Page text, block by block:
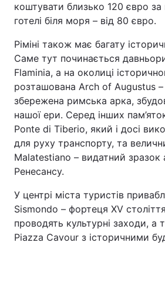
коштувати близько 120 євро за
готелі біля моря – від 80 євро.
Ріміні також має багату
Саме тут починається
Flaminia, а на околиці
розташована Arch of Augustus –
збережена римська арка,
нашої ери. Серед інших
Ponte di Tiberio, який і досі
для руху транспорту, та
Malatestiano – видатний зразок
Ренесансу.
У центрі міста туристів
Sismondo – фортеця XV
проводять культурні заходи, а
Piazza Cavour з історичними